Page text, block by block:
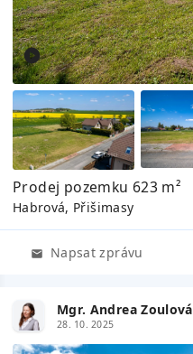
Prodej pozemku 623 m²
Habrová, Přišimasy
Napsat zprávu
Mgr. Andrea Zoulová
28. 10. 2025